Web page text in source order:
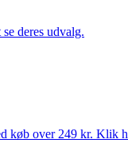
deres udvalg.
køb over 249 kr. Klik